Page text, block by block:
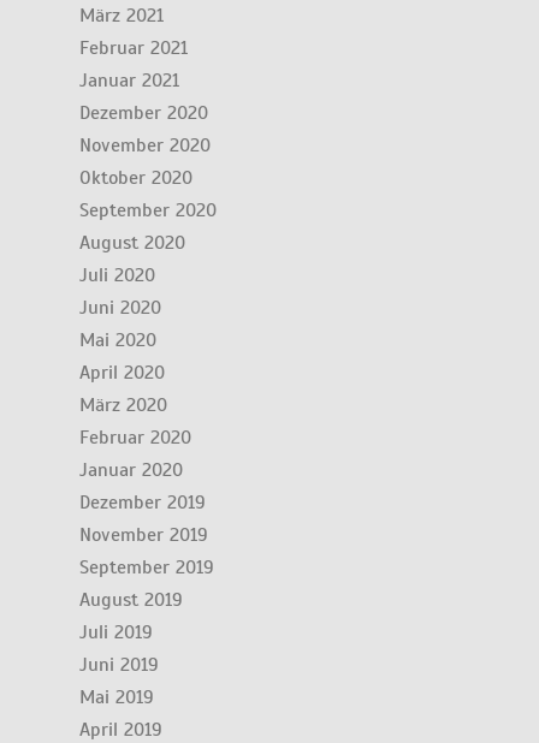
März 2021
Februar 2021
Januar 2021
Dezember 2020
November 2020
Oktober 2020
September 2020
August 2020
Juli 2020
Juni 2020
Mai 2020
April 2020
März 2020
Februar 2020
Januar 2020
Dezember 2019
November 2019
September 2019
August 2019
Juli 2019
Juni 2019
Mai 2019
April 2019